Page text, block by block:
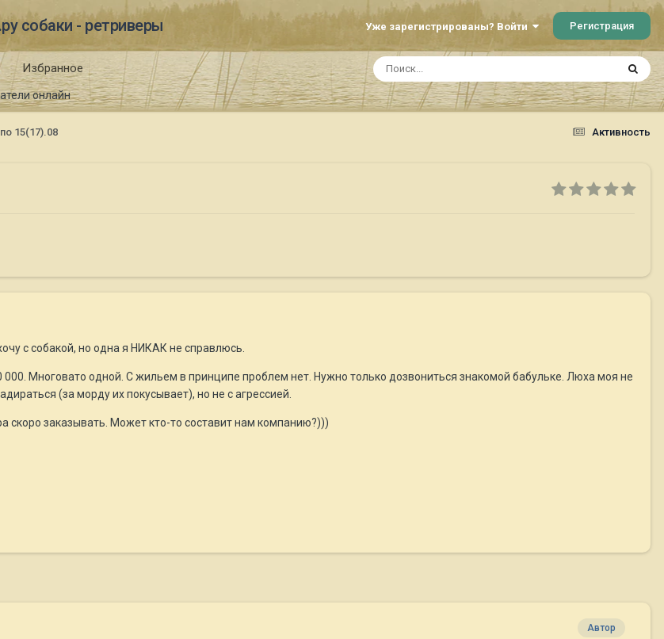
собаки - ретриверы Уже зарегистрированы? Войти Регистрация
онлайн
Избранное
Активность
15(17).08
с собакой, но одна я НИКАК не справлюсь.
Многовато одной. С жильем в принципе проблем нет. Нужно только дозвониться знакомой бабульке. Люха моя не
(за морду их покусывает), но не с агрессией.
скоро заказывать. Может кто-то составит нам компанию?)))
Автор